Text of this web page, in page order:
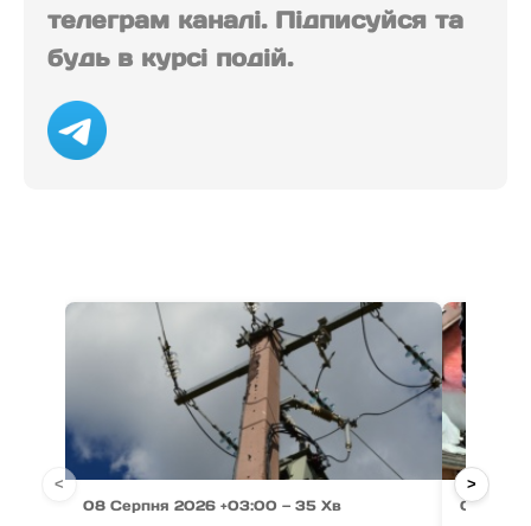
телеграм каналі. Підписуйся та
будь в курсі подій.
08 Серпня 2026 +03:00 — 35 Хв 08
< >